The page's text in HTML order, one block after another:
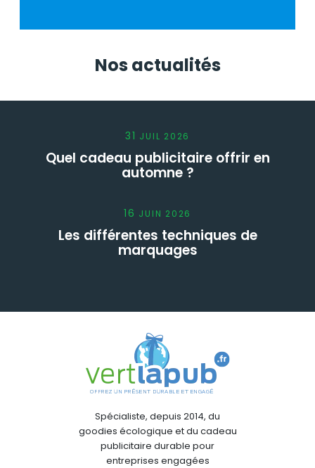
Nos actualités
31 JUIL 2026
Quel cadeau publicitaire offrir en
automne ?
16 JUIN 2026
Les différentes techniques de
marquages
Spécialiste, depuis 2014, du
goodies écologique et du cadeau
publicitaire durable pour
entreprises engagées